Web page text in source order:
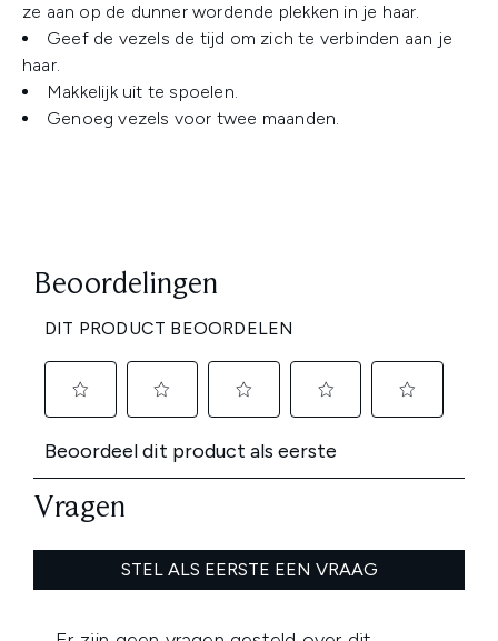
ze aan op de dunner wordende plekken in je haar.
Geef de vezels de tijd om zich te verbinden aan je
haar.
Makkelijk uit te spoelen.
Genoeg vezels voor twee maanden.